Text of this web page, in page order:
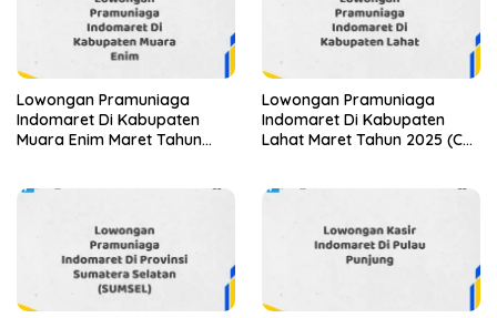
Lowongan Pramuniaga
Indomaret Di Kabupaten
Muara Enim Maret Tahun
Lowongan Pramuniaga
Indomaret Di Kabupaten
Lahat Maret Tahun 2025 (Cek